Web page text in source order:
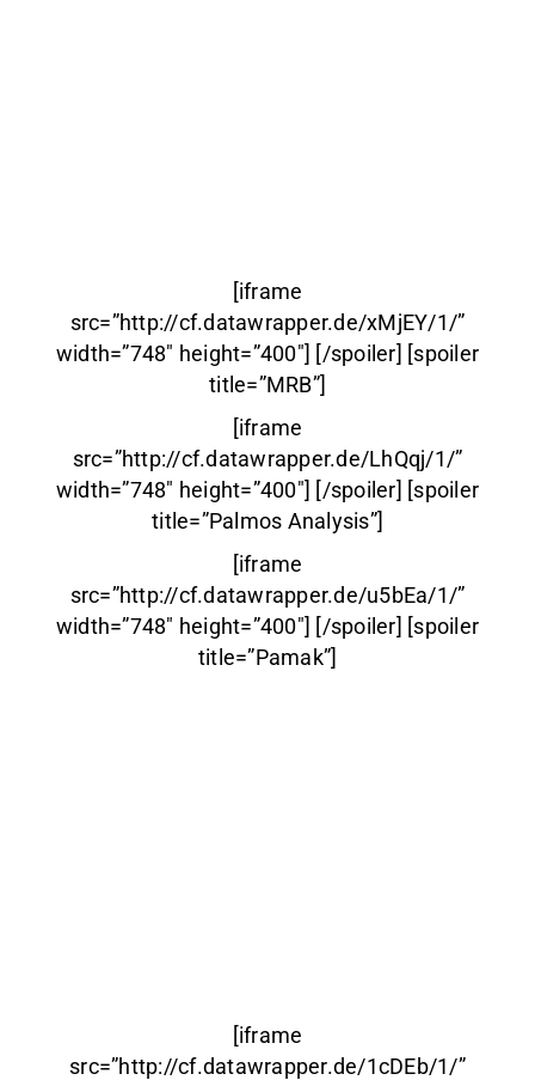
[iframe
src=”http://cf.datawrapper.de/xMjEY/1/”
width=”748″ height=”400″] [/spoiler] [spoiler
title=”MRB”]
[iframe
src=”http://cf.datawrapper.de/LhQqj/1/”
width=”748″ height=”400″] [/spoiler] [spoiler
title=”Palmos Analysis”]
[iframe
src=”http://cf.datawrapper.de/u5bEa/1/”
width=”748″ height=”400″] [/spoiler] [spoiler
title=”Pamak”]
[iframe
src=”http://cf.datawrapper.de/1cDEb/1/”